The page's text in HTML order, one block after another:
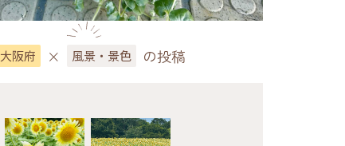
大阪府 × 風景・景色 の投稿